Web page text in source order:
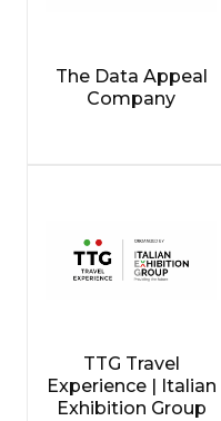
The Data Appeal
Company
TTG Travel
Experience | Italian
Exhibition Group